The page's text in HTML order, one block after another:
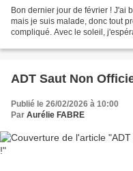
Bon dernier jour de février ! J'ai
mais je suis malade, donc tout
compliqué. Avec le soleil,
ADT Saut Non
Publié le 26/02/2026 à 10:00
Par Aurélie FABRE